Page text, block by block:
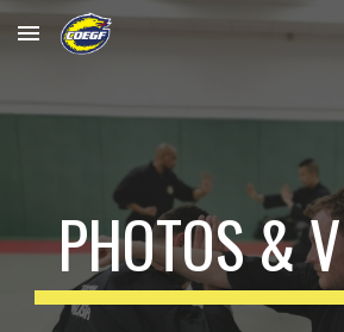
Skip to main content
PHOTOS &